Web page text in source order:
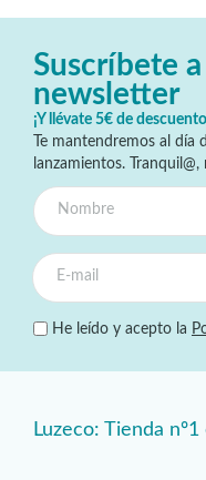
Suscríbete
newsletter
¡Y llévate 5€ de
Te mantendremos al
lanzamientos.
He leído y acepto la
Luzeco: Tienda